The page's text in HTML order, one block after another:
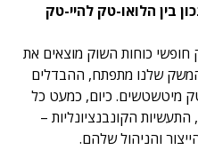
בין הלואו-טק להיי-טק
כוחות השוק מוצאים את
שלנו מתפתח, ההבדלים
מיטשטשים. כיום, כמעט כל
הקונבנציונליות –
והניהול שלהם.